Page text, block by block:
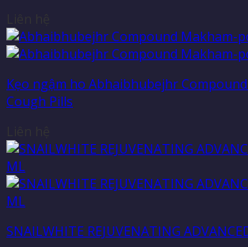
Kẹo ngậm ho Abhaibhubejhr
Cough Pills
SNAILWHITE REJUVENATING